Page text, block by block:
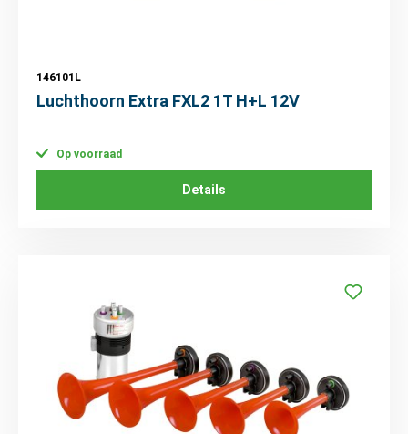
146101L
Luchthoorn Extra FXL2 1T H+L 12V
Op voorraad
Details